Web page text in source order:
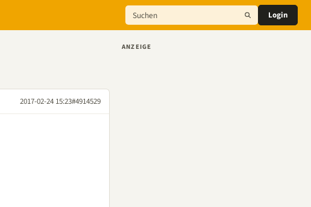
Login
2017-02-24 15:23#4914529
ANZEIGE